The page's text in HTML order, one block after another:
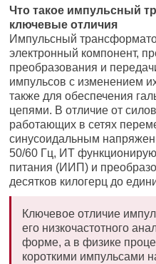
Что такое импульсный
ключевые отличия
Импульсный
электронный компонент,
преобразования и
импульсов с изменением
также для обеспечения
цепями. В отличие от
работающих в сетях
синусоидальным
50/60 Гц, ИТ
питания (ИИП) и
десятков килогерц до
Ключевое отличие
его низкочастотного
форме, а в физике
короткими импульсами